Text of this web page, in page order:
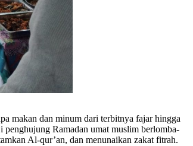
makan dan minum dari terbitnya fajar hingga
Ramadan umat muslim berlomba-
Al-qur’an, dan menunaikan zakat fitrah.